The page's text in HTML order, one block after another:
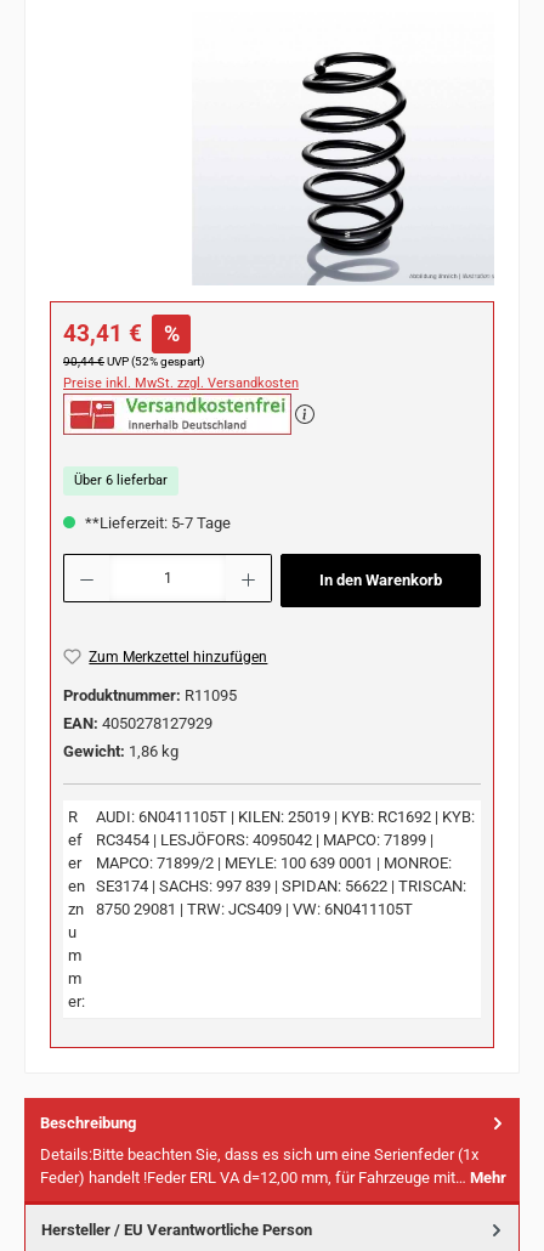
Verkaufspreis:
43,41 € %
Regulärer Preis:
90,44 €UVP (52% gespart)
Preise inkl. MwSt. zzgl. Versandkosten
Über 6 lieferbar
**Lieferzeit: 5-7 Tage
Produkt Anzahl: Gib den gewünschten Wert ein oder benutze die Schaltflächen
In den Warenkorb
Zum Merkzettel hinzufügen
Produktnummer: R11095
EAN: 4050278127929
Gewicht: 1,86 kg
R
ef
er
en
zn
u
m
m
er:
AUDI: 6N0411105T | KILEN: 25019 | KYB: RC1692 | KYB:
RC3454 | LESJÖFORS: 4095042 | MAPCO: 71899 |
MAPCO: 71899/2 | MEYLE: 100 639 0001 | MONROE:
SE3174 | SACHS: 997 839 | SPIDAN: 56622 | TRISCAN:
8750 29081 | TRW: JCS409 | VW: 6N0411105T
Beschreibung
Details:Bitte beachten Sie, dass es sich um eine Serienfeder (1x
Feder) handelt !Feder ERL VA d=12,00 mm, für Fahrzeuge mit… Mehr
Hersteller / EU Verantwortliche Person